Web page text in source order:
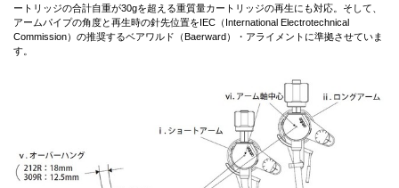
ートリッジの合計自重が30gを超える重質量カートリッジの再生にも対応。そして、
アームパイプの角度と再生時の針先位置をIEC（International Electrotechnical
Commission）の推奨するベアワルド（Baerward）・アライメントに準拠させていま
す。